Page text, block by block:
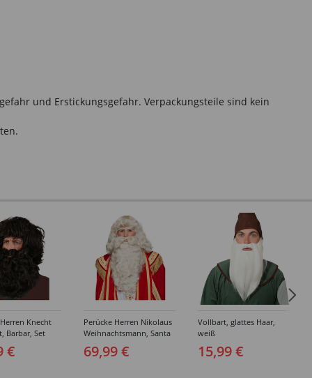
und Erstickungsgefahr. Verpackungsteile sind kein
Knecht
Barbar, Set
Bart,
€
Perücke Herren Nikolaus
Weihnachtsmann, Santa
Claus, Set 3tlg. Perücke,
Bart und Augenbrauen,
69,99 €
Vollbart, glattes Haar,
weiß
15,99 €